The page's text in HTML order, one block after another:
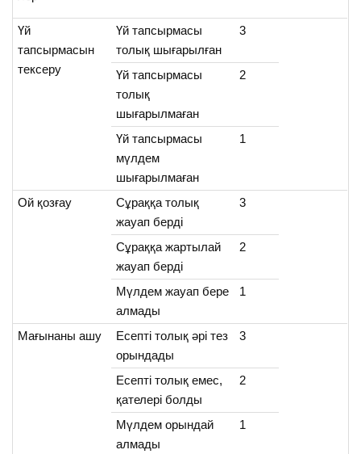
Үй
тапсырмасын
тексеру
Үй тапсырмасы
толық шығарылған
3
Үй тапсырмасы
толық
шығарылмаған
2
Үй тапсырмасы
мүлдем
шығарылмаған
1
Ой қозғау
Сұраққа толық
жауап берді
3
Сұраққа жартылай
жауап берді
2
Мүлдем жауап бере
алмады
1
Мағынаны ашу
Есепті толық әрі тез
орындады
3
Есепті толық емес,
қателері болды
2
Мүлдем орындай
алмады
1